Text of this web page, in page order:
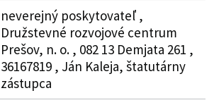
neverejný poskytovateľ ,
Družstevné rozvojové centrum
Prešov, n. o. , 082 13 Demjata 261 ,
36167819 , Ján Kaleja, štatutárny
zástupca